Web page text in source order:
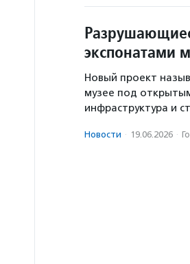
экспонатами
Новый проект
музее под
инфраструктура и
Новости · 19.06.2026 ·